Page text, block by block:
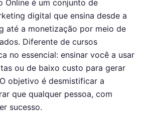
Online é um conjunto de
digital que ensina desde a
até a monetização por meio de
Diferente de cursos
no essencial: ensinar você a usar
ou de baixo custo para gerar
objetivo é desmistificar a
que qualquer pessoa, com
sucesso.